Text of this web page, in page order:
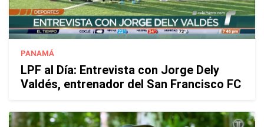
PANAMÁ
LPF al Día: Entrevista con Jorge Dely
Valdés, entrenador del San Francisco FC